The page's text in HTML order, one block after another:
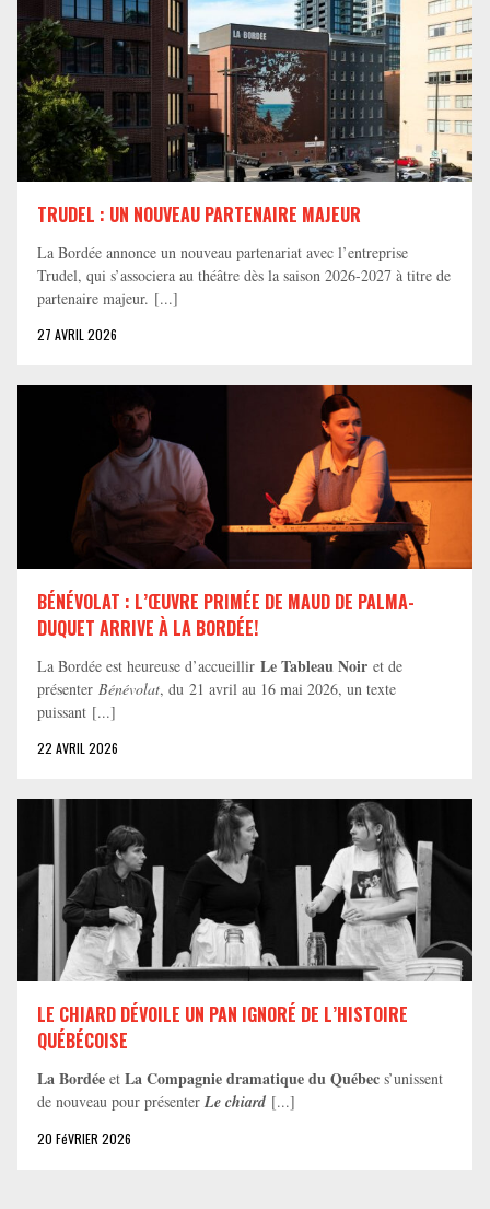
TRUDEL : UN NOUVEAU PARTENAIRE MAJEUR
La Bordée annonce un nouveau partenariat avec l’entreprise
Trudel, qui s’associera au théâtre dès la saison 2026-2027 à titre de
partenaire majeur. [...]
27 AVRIL 2026
BÉNÉVOLAT : L’ŒUVRE PRIMÉE DE MAUD DE PALMA-
DUQUET ARRIVE À LA BORDÉE!
La Bordée est heureuse d’accueillir Le Tableau Noir et de
présenter Bénévolat, du 21 avril au 16 mai 2026, un texte
puissant [...]
22 AVRIL 2026
LE CHIARD DÉVOILE UN PAN IGNORÉ DE L’HISTOIRE
QUÉBÉCOISE
La Bordée et La Compagnie dramatique du Québec s’unissent
de nouveau pour présenter Le chiard [...]
20 FéVRIER 2026